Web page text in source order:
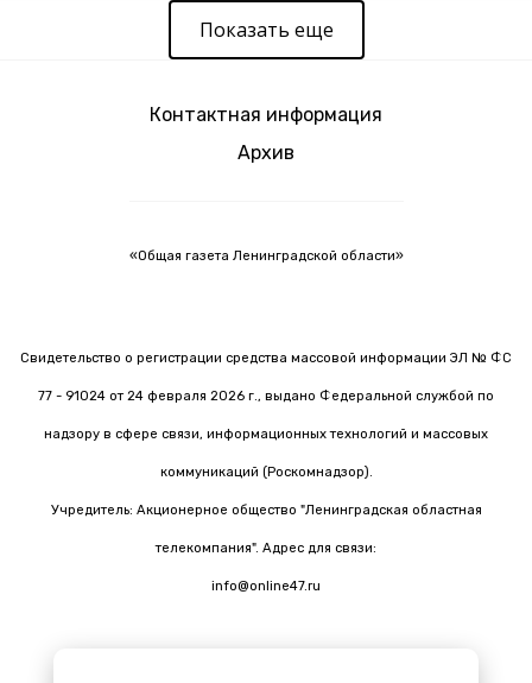
Показать еще
Контактная информация
Архив
«Общая газета Ленинградской области»
Свидетельство о регистрации средства массовой информации ЭЛ № ФС
77 - 91024 от 24 февраля 2026 г., выдано Федеральной службой по
надзору в сфере связи, информационных технологий и массовых
коммуникаций (Роскомнадзор).
Учредитель: Акционерное общество "Ленинградская областная
телекомпания". Адрес для связи:
info@online47.ru